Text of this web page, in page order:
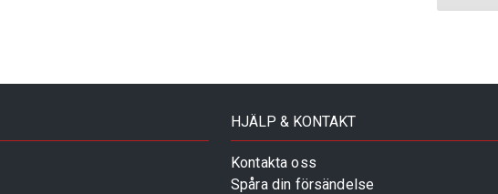
HJÄLP & KONTAKT
Kontakta oss
Spåra din försändelse